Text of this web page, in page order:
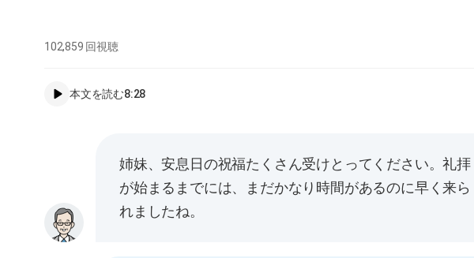
102,859 回視聴
本文を読む8:28
姉妹、安息日の祝福たくさん受けとってください。礼拝
が始まるまでには、まだかなり時間があるのに早く来ら
れましたね。